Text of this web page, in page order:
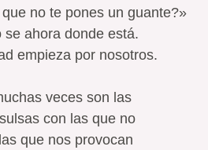
no te pones un guante?»
ahora donde está.
empieza por nosotros.
veces son las
con las que no
que nos provocan